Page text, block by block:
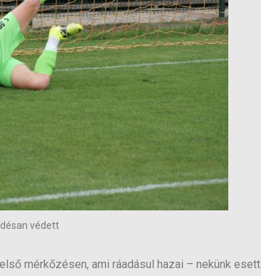
védett
mérkőzésen, ami ráadásul hazai – nekünk esett.